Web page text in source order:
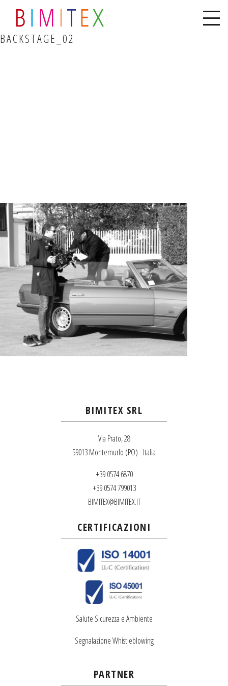
BACKSTAGE_02
BIMITEX SRL
Via Prato, 28
59013 Montemurlo (PO) - Italia
+39 0574 6870
+39 0574 799013
BIMITEX@BIMITEX.IT
CERTIFICAZIONI
Salute Sicurezza e Ambiente
Segnalazione Whistleblowing
PARTNER